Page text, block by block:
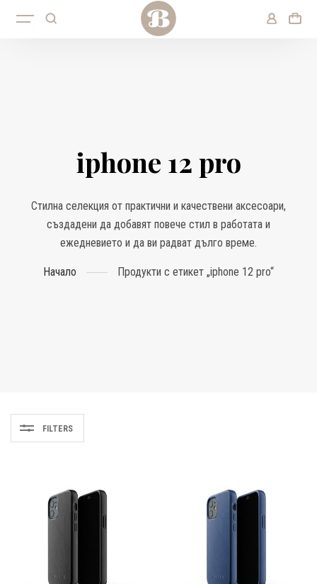
iphone 12 pro
Стилна селекция от практични и качествени аксесоари,
създадени да добавят повече стил в работата и
ежедневието и да ви радват дълго време.
Начало Продукти с етикет „iphone 12 pro“
FILTERS